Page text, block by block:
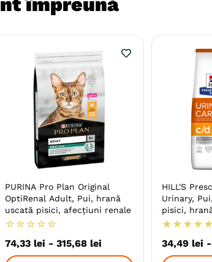
PURINA Pro Plan Original
OptiRenal Adult, Pui, hrană
uscată pisici, afecțiuni renale
☆ ☆ ☆ ☆ ☆
74,33 lei - 315,68 lei
HILL'S
Urinary,
pisici,
urinare
★ ★ ★ ★ ★
34,49 lei -